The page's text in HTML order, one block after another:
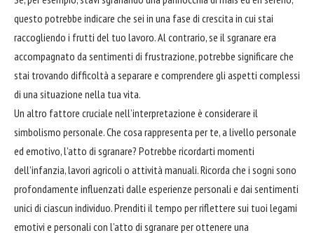
questo potrebbe indicare che sei in una fase di crescita in cui stai
raccogliendo i frutti del tuo lavoro. Al contrario, se il sgranare era
accompagnato da sentimenti di frustrazione, potrebbe significare che
stai trovando difficoltà a separare e comprendere gli aspetti complessi
di una situazione nella tua vita.
Un altro fattore cruciale nell’interpretazione è considerare il
simbolismo personale. Che cosa rappresenta per te, a livello personale
ed emotivo, l’atto di sgranare? Potrebbe ricordarti momenti
dell’infanzia, lavori agricoli o attività manuali. Ricorda che i sogni sono
profondamente influenzati dalle esperienze personali e dai sentimenti
unici di ciascun individuo. Prenditi il tempo per riflettere sui tuoi legami
emotivi e personali con l’atto di sgranare per ottenere una